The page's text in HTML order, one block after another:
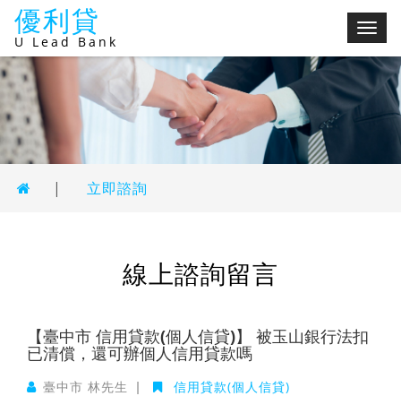
切
選
單
優利貸
U Lead Bank
| 立即諮詢
線上諮詢留言
【臺中市 信用貸款(個人信貸)】 被玉山銀行法扣
已清償，還可辦個人信用貸款嗎
臺中市 林先生 | 信用貸款(個人信貸)